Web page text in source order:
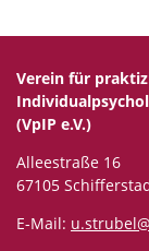
Verein für
(VpIP e.V.)
Alleestraße 16
67105
E-Mail: